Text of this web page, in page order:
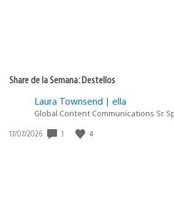
Share de la Semana: Destellos
Laura Townsend | ella
Global Content Communications Sr.
Fecha
17/07/2026 1 4